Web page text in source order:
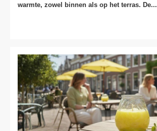
warmte, zowel binnen als op het terras. De...